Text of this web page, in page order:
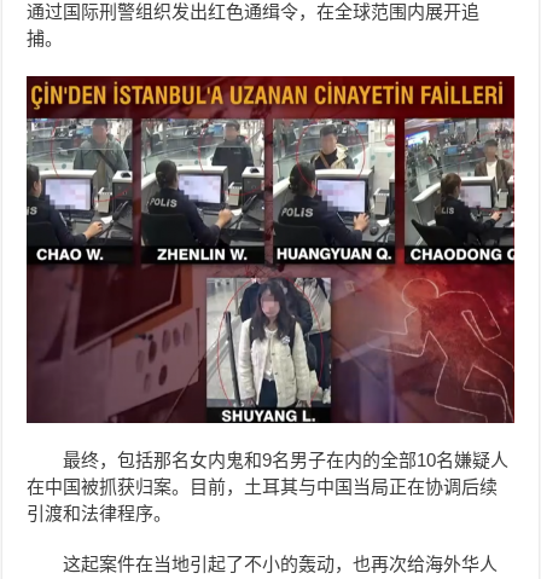
通过国际刑警组织发出红色通缉令，在全球范围内展开追
捕。
最终，包括那名女内鬼和9名男子在内的全部10名嫌疑人
在中国被抓获归案。目前，土耳其与中国当局正在协调后续
引渡和法律程序。
这起案件在当地引起了不小的轰动，也再次给海外华人